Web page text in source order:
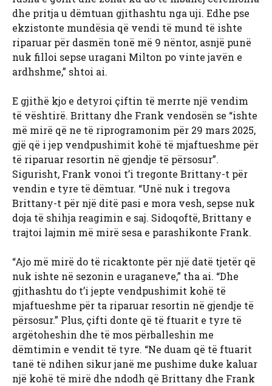
dhe pritja u dëmtuan gjithashtu nga uji. Edhe pse
ekzistonte mundësia që vendi të mund të ishte
riparuar për dasmën tonë më 9 nëntor, asnjë punë
nuk filloi sepse uragani Milton po vinte javën e
ardhshme,” shtoi ai.
E gjithë kjo e detyroi çiftin të merrte një vendim
të vështirë. Brittany dhe Frank vendosën se “ishte
më mirë që ne të riprogramonim për 29 mars 2025,
gjë që i jep vendpushimit kohë të mjaftueshme për
të riparuar resortin në gjendje të përsosur”.
Sigurisht, Frank vonoi t’i tregonte Brittany-t për
vendin e tyre të dëmtuar. “Unë nuk i tregova
Brittany-t për një ditë pasi e mora vesh, sepse nuk
doja të shihja reagimin e saj. Sidoqoftë, Brittany e
trajtoi lajmin më mirë sesa e parashikonte Frank.
“Ajo më mirë do të ricaktonte për një datë tjetër që
nuk ishte në sezonin e uraganeve,” tha ai. “Dhe
gjithashtu do t’i jepte vendpushimit kohë të
mjaftueshme për ta riparuar resortin në gjendje të
përsosur.” Plus, çifti donte që të ftuarit e tyre të
argëtoheshin dhe të mos përballeshin me
dëmtimin e vendit të tyre. “Ne duam që të ftuarit
tanë të ndihen sikur janë me pushime duke kaluar
një kohë të mirë dhe ndodh që Brittany dhe Frank